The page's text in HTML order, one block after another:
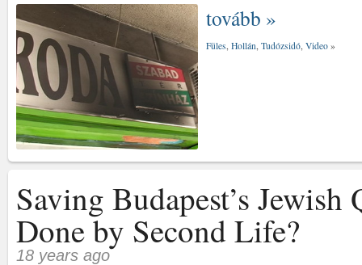
tovább »
Füles Hollán Tudózsidó Video »
Saving Budapest’s
Done by Second Life?
18 years ago